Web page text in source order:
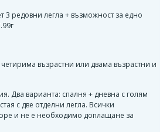
3 редовни легла + възможност за едно
възрастни или двама възрастни и
Два варианта: спалня + дневна с голям
с две отделни легла. Всички
и не е необходимо доплащане за